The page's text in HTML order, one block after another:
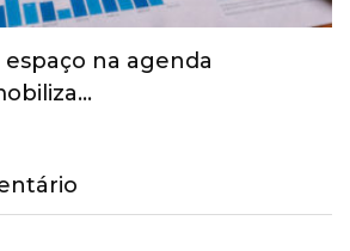
na agenda